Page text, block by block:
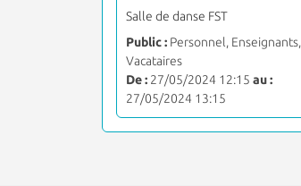
Salle de danse FST
Public : Personnel, Enseignants,
Vacataires
De : 27/05/2024 12:15 au :
27/05/2024 13:15